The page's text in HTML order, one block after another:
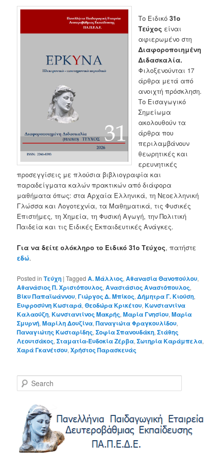
Το Ειδικό31ο
Τεύχος είναι
αφιερωμένο στη
Διαφοροποιημένη
Διδασκαλία.
Φιλοξενούνται 17
άρθρα μετά από
ανοιχτή πρόσκληση.
Το Εισαγωγικό
Σημείωμα
ακολουθούν τα
άρθρα που
περιλαμβάνουν
θεωρητικές και
ερευνητικές
προσεγγίσεις με πλούσια βιβλιογραφία και
παραδείγματα καλών πρακτικών από διάφορα
μαθήματα όπως: στα Αρχαία Ελληνικά, τη Νεοελληνική
Γλώσσα και Λογοτεχνία, τα Μαθηματικά, τις Φυσικές
Επιστήμες, τη Χημεία, τη Φυσική Αγωγή, την Πολιτική
Παιδεία και τις Ειδικές Εκπαιδευτικές Ανάγκες.
Για να δείτε ολόκληρο το Ειδικό 31ο Τεύχος, πατήστε
εδώ.
Posted in Τεύχη |Tagged Α. Μάλλιος,Αθανασία Θανοπούλου,
Αθανάσιος Π. Χριστόπουλος,Αναστάσιος Αναστόπουλος,
Βίκυ Παπαϊωάννου,Γιώργος Δ. Μπίκος,Δήμητρα Γ. Κιούση,
Ευφροσύνη Κωσταρά,Θεοδώρα Κρικέτου,Κωνσταντίνα
Καλαούζη,Κωνσταντίνος Μακρής,Μαρία Γνησίου,Μαρία
Σμυρνή,Μαρίλη Δουζίνα,Παναγιώτα Φραγκουλίδου,
Παναγιώτης Κωσταρίδης,Σοφία Σπανουδάκη,Στάθης
Λεουτσάκος,Σταματία-Ευδοκία Ζέρβα,Σωτηρία Καράμπελα,
Χαρά Γκανέτσου,Χρήστος Παρασκευάς
e